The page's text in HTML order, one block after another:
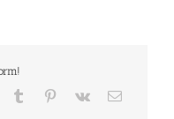
recrutare
Tumblr Pinterest
Vk Email